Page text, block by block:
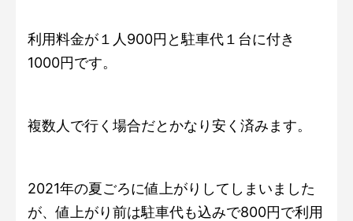
利用料金が１人900円と駐車代１台に付き
1000円です。
複数人で行く場合だとかなり安く済みます。
2021年の夏ごろに値上がりしてしまいました
が、値上がり前は駐車代も込みで800円で利用